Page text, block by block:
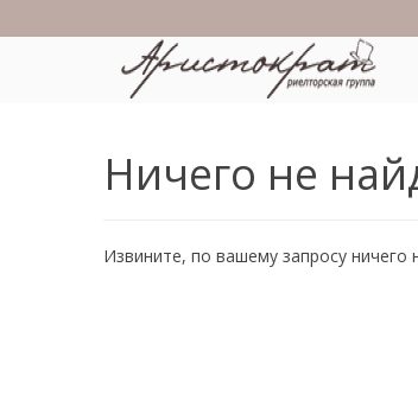
Ничего не
Извините, по вашему запросу ничего